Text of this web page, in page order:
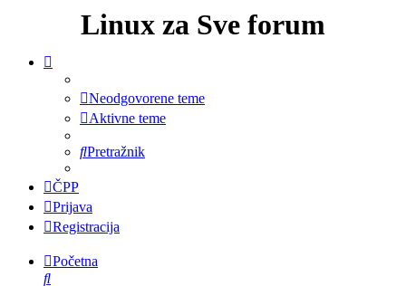
Linux za Sve forum
Neodgovorene teme
Aktivne teme
Pretražnik
ČPP
Prijava
Registracija
Početna
Pretražnik